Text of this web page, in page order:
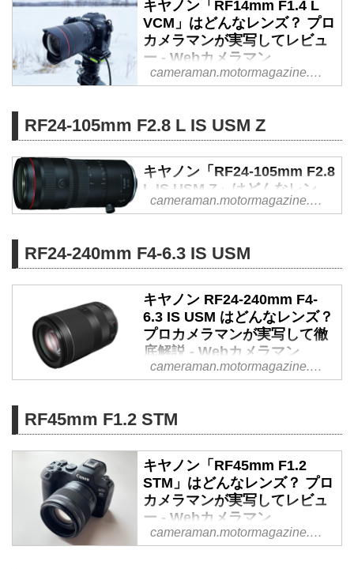
レンズの魅力を、プロカメラマン
山本純一氏がレビュー。（2026
年4月30日公開、2026年6月1日リ
ライト）
キヤノン「RF14mm F1.4 L
VCM」はどんなレンズ？ プロ
カメラマンが実写してレビュ
ー - Webカメラマン
焦点距離14mmの超広角と開放F
面全域での高画質を実現したキヤ
ノンの「L（Luxury）」レンズ
「RF14mm F1.4 L VCM」はどん
なレンズ？ プロカメラマン・山
本純一が星景写真を撮影して徹底
レビューします。（2026年5月7
ト）
cameraman.motormagazine.co.jp
RF24-105mm F2.8 L IS USM Z
キヤノン「RF24-105mm F2.8
L IS USM Z」はどんなレン
ズ？ プロカメラマンが実写し
キヤノンのフルサイズミラーレス
用大口径標準ズーム、RF24-
105mm F2.8 L IS USM Zはどんな
レンズなのか。プロカメラマン山
本純一氏のインプレッションと実
写画像とともに徹底解説します。
cameraman.motormagazine.co.jp
RF24-240mm F4-6.3 IS USM
キヤノン RF24-240mm F4-
6.3 IS USM はどんなレンズ？
プロカメラマンが実写して徹
底解説 - Webカメラマン
広角から望遠まで幅広い焦点距離
ズームレンズ「RF24-240mm F4-
6.3 IS USM」の性能は？ プロカ
メラマン・豊田慶記氏が実際に撮
影したインプレッションを、写真
とともに徹底解説します。
cameraman.motormagazine.co.jp
RF45mm F1.2 STM
キヤノン「RF45mm F1.2
STM」はどんなレンズ？ プロ
カメラマンが実写してレビュ
ー - Webカメラマン
2025年末に登場した、キヤノン
cameraman.motormagazine.co.jp